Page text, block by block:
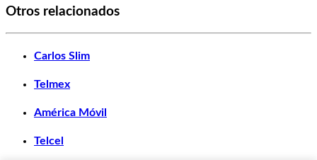
Otros relacionados
Carlos Slim
Telmex
América Móvil
Telcel